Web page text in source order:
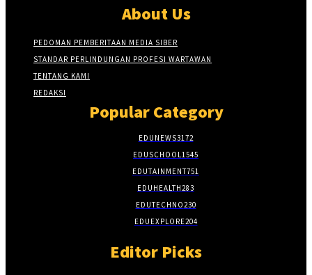
About Us
PEDOMAN PEMBERITAAN MEDIA SIBER
STANDAR PERLINDUNGAN PROFESI WARTAWAN
TENTANG KAMI
REDAKSI
Popular Category
EDUNEWS3172
EDUSCHOOL1545
EDUTAINMENT751
EDUHEALTH283
EDUTECHNO230
EDUEXPLORE204
Editor Picks